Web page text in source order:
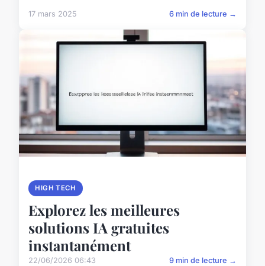
17 mars 2025 6 min de lecture →
HIGH TECH
Explorez les meilleures
solutions IA gratuites
instantanément
22/06/2026 06:43 9 min de lecture →